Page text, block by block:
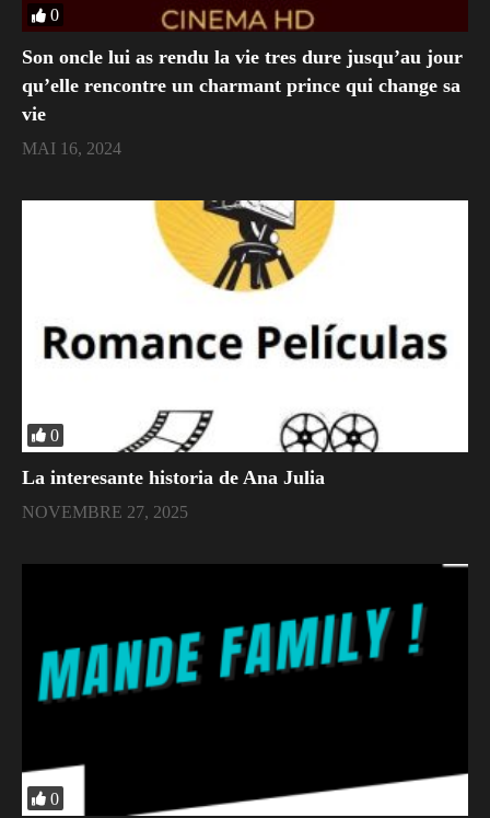
0
Son oncle lui as rendu la vie tres dure jusqu’au jour
qu’elle rencontre un charmant prince qui change sa
vie
MAI 16, 2024
0
La interesante historia de Ana Julia
NOVEMBRE 27, 2025
0